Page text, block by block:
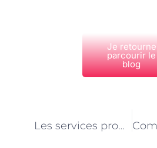
Je retourne
parcourir le
blog
Les services proposés par les plombiers à Paris